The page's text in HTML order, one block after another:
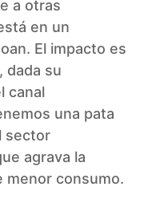
a otras
en un
El impacto es
dada su
canal
una pata
sector
agrava la
menor consumo.